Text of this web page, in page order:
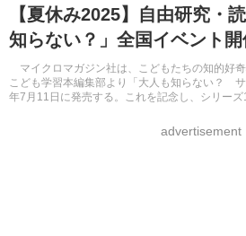
8月開催イベント・WS 全国公立高校 過去問
自由研究教材（小学生向け） 自由研究教材（中学
【夏休み2025】自由研究・
知らない？」全国イベント開
マイクロマガジン社は、こどもたちの知的好
こども学習本編集部より「大人も知らない？
年7月11日に発売する。これを記念し、シリー
advertisement